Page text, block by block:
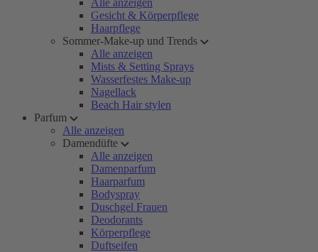
Alle anzeigen
Gesicht & Körperpflege
Haarpflege
Sommer-Make-up und Trends
Alle anzeigen
Mists & Setting Sprays
Wasserfestes Make-up
Nagellack
Beach Hair stylen
Parfum
Alle anzeigen
Damendüfte
Alle anzeigen
Damenparfum
Haarparfum
Bodyspray
Duschgel Frauen
Deodorants
Körperpflege
Duftseifen